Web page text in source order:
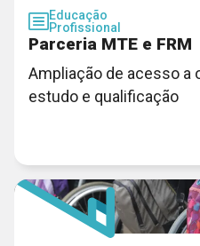
Educação
Profissional
Parceria MTE e FRM
Ampliação de acesso a
estudo e qualificação